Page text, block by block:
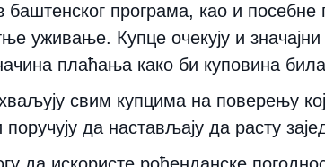
баштенског програма, као и посебне
уживање. Купце очекују и
плаћања како би куповина била
свим купцима на поверењу
да настављају да расту